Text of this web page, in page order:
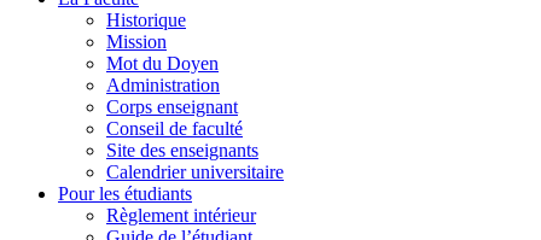
Historique
Mission
Mot du Doyen
Administration
Corps enseignant
Conseil de faculté
Site des enseignants
Calendrier universitaire
Pour les étudiants
Règlement intérieur